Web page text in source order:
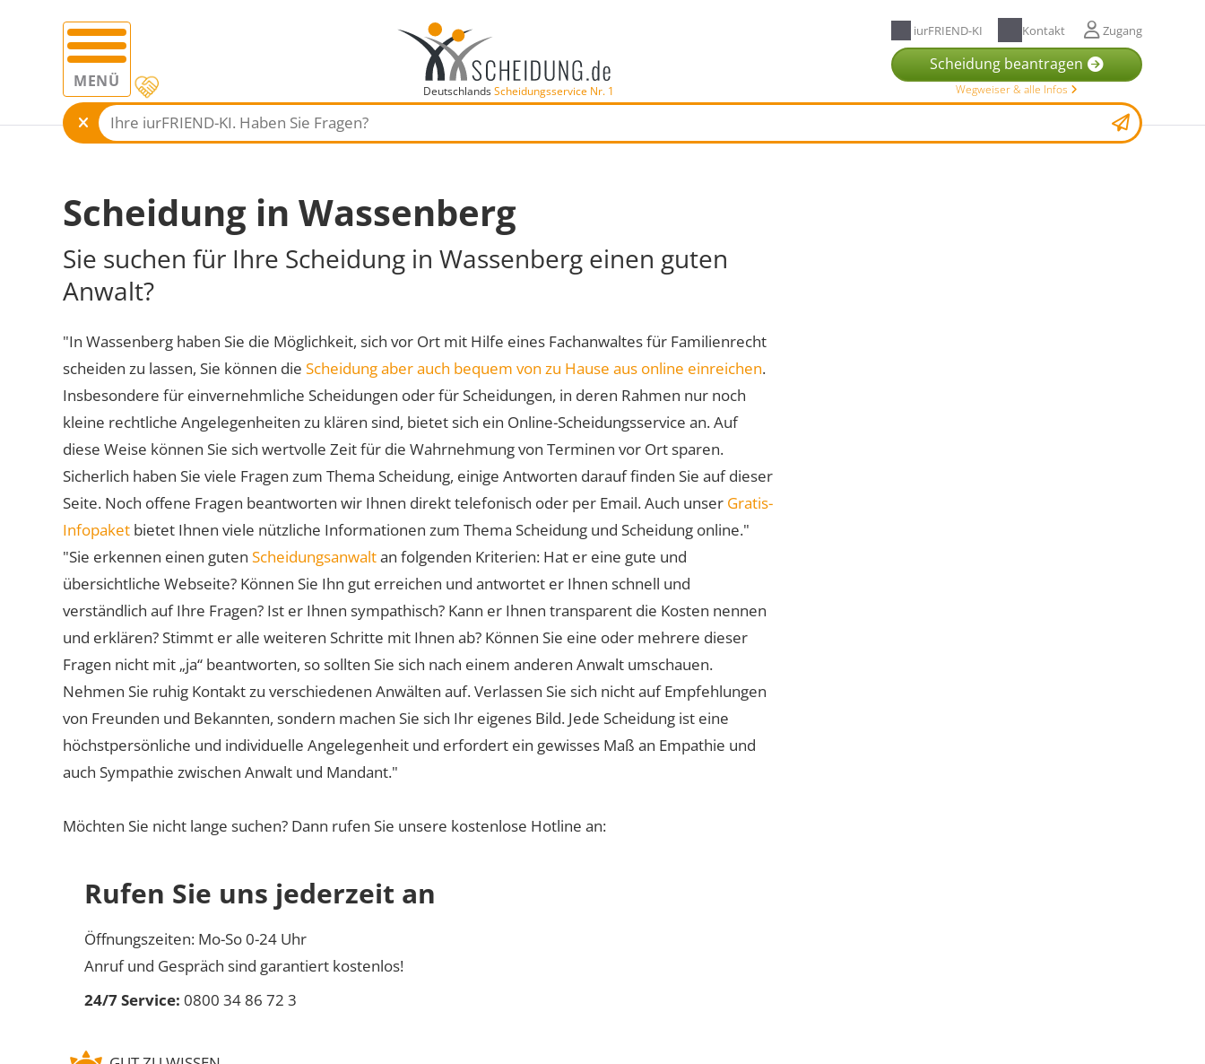
MENÜ DeutschlandsScheidungsservice Nr. 1
iurFRIEND-KI Kontakt Zugang
Scheidung beantragen
Wegweiser & alle Infos
Scheidung in Wassenberg
Sie suchen für Ihre Scheidung in Wassenberg einen guten
Anwalt?
"In Wassenberg haben Sie die Möglichkeit, sich vor Ort mit Hilfe eines Fachanwaltes für Familienrecht
scheiden zu lassen, Sie können die Scheidung aber auch bequem von zu Hause aus online einreichen.
Insbesondere für einvernehmliche Scheidungen oder für Scheidungen, in deren Rahmen nur noch
kleine rechtliche Angelegenheiten zu klären sind, bietet sich ein Online-Scheidungsservice an. Auf
diese Weise können Sie sich wertvolle Zeit für die Wahrnehmung von Terminen vor Ort sparen.
Sicherlich haben Sie viele Fragen zum Thema Scheidung, einige Antworten darauf finden Sie auf dieser
Seite. Noch offene Fragen beantworten wir Ihnen direkt telefonisch oder per Email. Auch unser Gratis-
Infopaket bietet Ihnen viele nützliche Informationen zum Thema Scheidung und Scheidung online."
"Sie erkennen einen guten Scheidungsanwaltan folgenden Kriterien: Hat er eine gute und
übersichtliche Webseite? Können Sie Ihn gut erreichen und antwortet er Ihnen schnell und
verständlich auf Ihre Fragen? Ist er Ihnen sympathisch? Kann er Ihnen transparent die Kosten nennen
und erklären? Stimmt er alle weiteren Schritte mit Ihnen ab? Können Sie eine oder mehrere dieser
Fragen nicht mit „ja“ beantworten, so sollten Sie sich nach einem anderen Anwalt umschauen.
Nehmen Sie ruhig Kontakt zu verschiedenen Anwälten auf. Verlassen Sie sich nicht auf Empfehlungen
von Freunden und Bekannten, sondern machen Sie sich Ihr eigenes Bild. Jede Scheidung ist eine
höchstpersönliche und individuelle Angelegenheit und erfordert ein gewisses Maß an Empathie und
auch Sympathie zwischen Anwalt und Mandant."
Möchten Sie nicht lange suchen? Dann rufen Sie unsere kostenlose Hotline an:
Rufen Sie uns jederzeit an
Öffnungszeiten: Mo-So 0-24 Uhr
Anruf und Gespräch sind garantiert kostenlos!
24/7 Service: 0800 34 86 72 3